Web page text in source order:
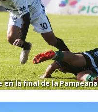
en la final de la Pampeana